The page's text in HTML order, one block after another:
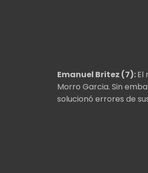
Emanuel Britez (7):El
Morro Garcia. Sin
solucionó errores de